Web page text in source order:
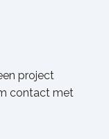
project
contact met